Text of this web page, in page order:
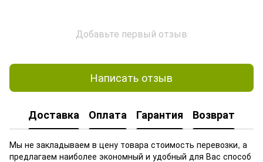
Добавьте первый отзыв
Написать отзыв
Доставка Оплата Гарантия Возврат
Мы не закладываем в цену товара стоимость перевозки, а
предлагаем наиболее экономный и удобный для Вас способ